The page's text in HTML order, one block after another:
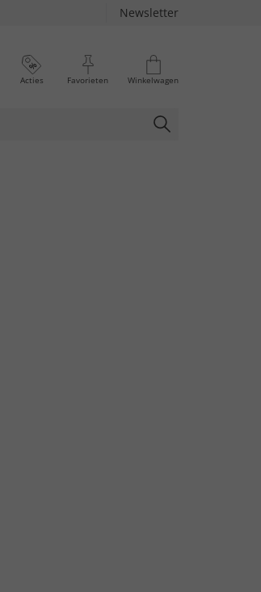
Newsletter
Acties Favorieten Winkelwagen